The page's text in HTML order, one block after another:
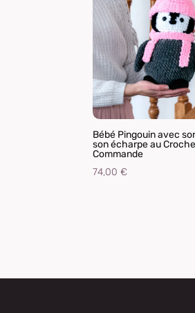
Bébé Pingouin avec
son écharpe au
Commande
74,00€